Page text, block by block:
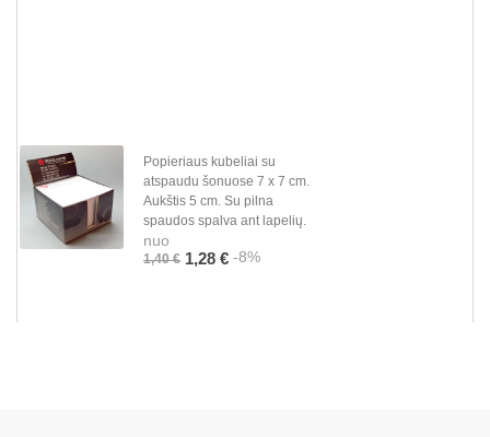
Popieriaus kubeliai su
atspaudu šonuose 7 x 7 cm.
Aukštis 5 cm. Su pilna
spaudos spalva ant lapelių.
nuo
1,40 € 1,28 € -8%